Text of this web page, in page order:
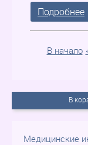
Подробнее
В начало
В
Медицинские